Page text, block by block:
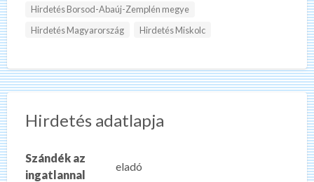
Hirdetés Borsod-Abaúj-Zemplén megye
Hirdetés Magyarország
Hirdetés Miskolc
Hirdetés adatlapja
Szándék az
ingatlannal
eladó